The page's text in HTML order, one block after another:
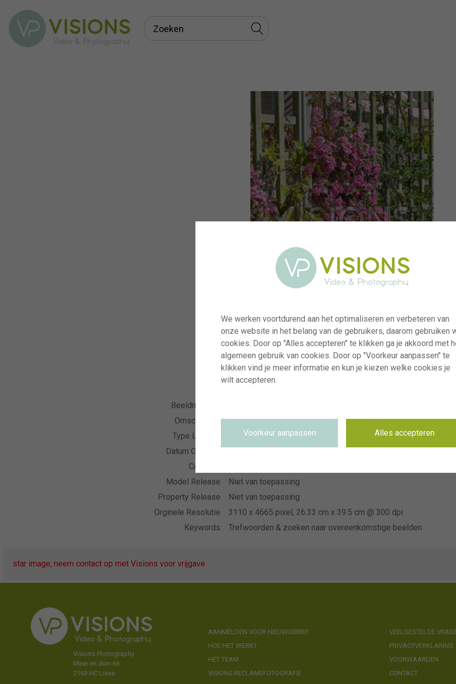
Beeldnummer
Omschrijving
Clematis Raspberry Truffles
Type Licentie
Datum Opname
Collectie
Model Release
Niet van toepassing
Property Release
Niet van toepassing
Orginele Resolutie
3110 x 4665 pixel, 26.33 cm x 39.5 cm @ 300 dpi
Keywords
Trefwoorden & zoeken naar overeenkomstige beelden
star image, neem contact op met Visions voor vrijgave
Visions Photography
Meer en duin 66
2163 HC Lisse
AANMELDEN VOOR NIEUWSBRIEF
HOE HET WERKT
HET TEAM
VISIONS RECLAMEFOTOGRAFIE
VEELGESTELDE
PRIVACYVERKLARING
VOORWAARDEN
CONTACT
We werken voortdurend aan het optimaliseren en verbeteren van
onze website in het belang van de gebruikers, daarom gebruiken
cookies. Door op "Alles accepteren" te klikken ga je akkoord met
algemeen gebruik van cookies. Door op "Voorkeur aanpassen" te
klikken vind je meer informatie en kun je kiezen welke cookies je
wilt accepteren.
Voorkeur aanpassen Alles accepteren